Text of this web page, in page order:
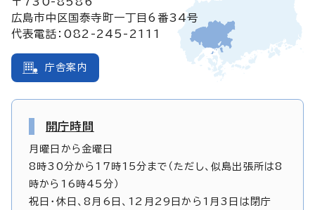
広島市中区国泰寺町一丁目6番34号
代表電話：082-245-2111
庁舎案内
開庁時間
月曜日から金曜日
8時30分から17時15分まで（ただし、似島出張所は8
時から16時45分）
祝日・休日、8月6日、12月29日から1月3日は閉庁